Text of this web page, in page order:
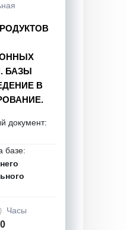
БАЗЫ
В
документ:
базе:
Часы